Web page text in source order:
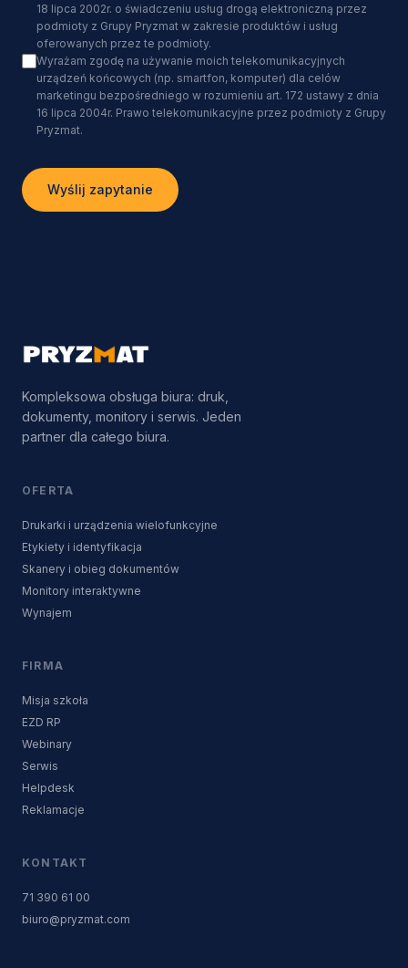
18 lipca 2002r. o świadczeniu usług drogą elektroniczną przez
podmioty z Grupy Pryzmat w zakresie produktów i usług
oferowanych przez te podmioty.
Wyrażam zgodę na używanie moich telekomunikacyjnych
urządzeń końcowych (np. smartfon, komputer) dla celów
marketingu bezpośredniego w rozumieniu art. 172 ustawy z dnia
16 lipca 2004r. Prawo telekomunikacyjne przez podmioty z Grupy
Pryzmat.
Wyślij zapytanie
Kompleksowa obsługa biura: druk,
dokumenty, monitory i serwis. Jeden
partner dla całego biura.
OFERTA
Drukarki i urządzenia wielofunkcyjne
Etykiety i identyfikacja
Skanery i obieg dokumentów
Monitory interaktywne
Wynajem
FIRMA
Misja szkoła
EZD RP
Webinary
Serwis
Helpdesk
Reklamacje
KONTAKT
71 390 61 00
biuro@pryzmat.com